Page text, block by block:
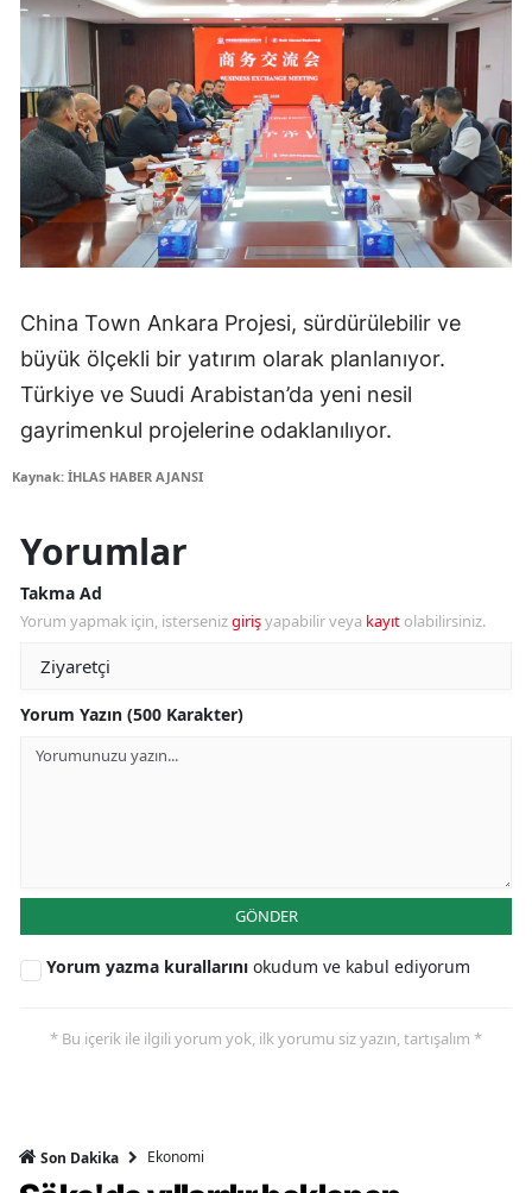
China Town Ankara Projesi, sürdürülebilir ve
büyük ölçekli bir yatırım olarak planlanıyor.
Türkiye ve Suudi Arabistan’da yeni nesil
gayrimenkul projelerine odaklanılıyor.
Kaynak: İHLAS HABER AJANSI
Yorumlar
Takma Ad
Yorum yapmak için, istersenizgirişyapabilir veya kayıt olabilirsiniz.
Yorum Yazın (500 Karakter)
GÖNDER
Yorum yazma kurallarını okudum ve kabul ediyorum
* Bu içerik ile ilgili yorum yok, ilk yorumu siz yazın, tartışalım *
Son Dakika Ekonomi